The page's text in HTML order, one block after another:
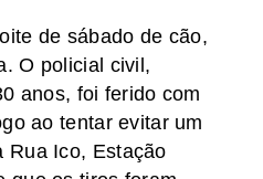
de sábado de cão,
O policial civil,
anos, foi ferido com
ao tentar evitar um
Rua Ico, Estação